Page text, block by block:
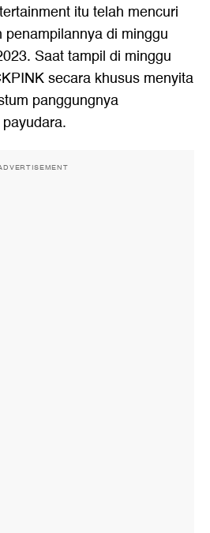
itu telah mencuri
di minggu
Saat tampil di minggu
secara khusus menyita
panggungnya